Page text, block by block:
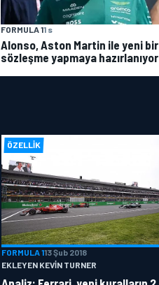
FORMULA 11 s
Alonso, Aston Martin ile yeni bir
sözleşme yapmaya hazırlanıyor
ÖZELLIK
FORMULA 113 Şub 2018
EKLEYEN KEVIN TURNER